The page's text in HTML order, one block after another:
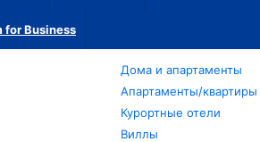
for Business
Дома и апартаменты
Апартаменты/квартиры
Курортные отели
Виллы